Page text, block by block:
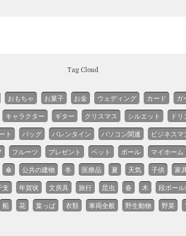
Tag Cloud
おもちゃ お菓子 お金 ウェディング カード ガ
キャラクター ギター クリスマス シルエット ド
ト バッグ バレンタイン パソコン関連 ビジネスマ
フルーツ プレゼント ペット ボール マイホーム
傘 公共の建物 冬 医療品 夏 天気 子供 家
支 年賀状 文房具 旅行 昆虫 春 木 段ボー
船 花 葉っぱ 衣類 車両全般 野生動物 野菜